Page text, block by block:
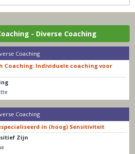
- Diverse Coaching
Coaching
Coaching: Individuele coaching voor
Coaching
in (hoog) Sensitiviteit
Zijn